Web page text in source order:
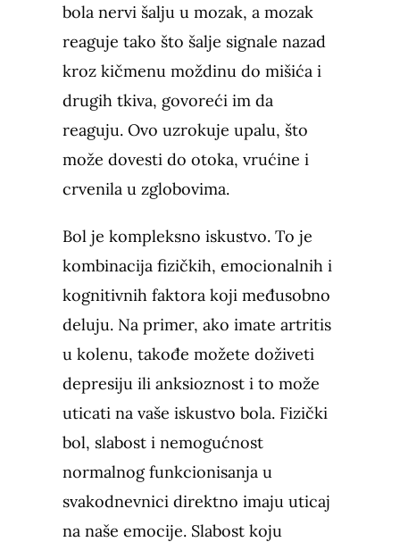
bola nervi šalju u mozak, a mozak
reaguje tako što šalje signale nazad
kroz kičmenu moždinu do mišića i
drugih tkiva, govoreći im da
reaguju. Ovo uzrokuje upalu, što
može dovesti do otoka, vrućine i
crvenila u zglobovima.
Bol je kompleksno iskustvo. To je
kombinacija fizičkih, emocionalnih i
kognitivnih faktora koji međusobno
deluju. Na primer, ako imate artritis
u kolenu, takođe možete doživeti
depresiju ili anksioznost i to može
uticati na vaše iskustvo bola. Fizički
bol, slabost i nemogućnost
normalnog funkcionisanja u
svakodnevnici direktno imaju uticaj
na naše emocije. Slabost koju